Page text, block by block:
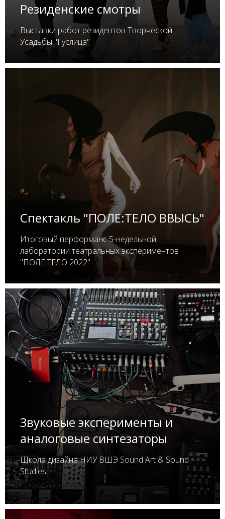
Резиденские смотры
Выставки работ резидентов Творческой
Усадьбы "Гуслица"
Спектакль "ПОЛЕ:ТЕЛО ВВЫСЬ"
Итоговый перформанс 5-недельной
лаборатории театральных экспериментов
"ПОЛЕ:ТЕЛО 2022"
Звуковые эксперименты и
аналоговые синтезаторы
Школа дизайна НИУ ВШЭ Sound Art & Sound
Studies